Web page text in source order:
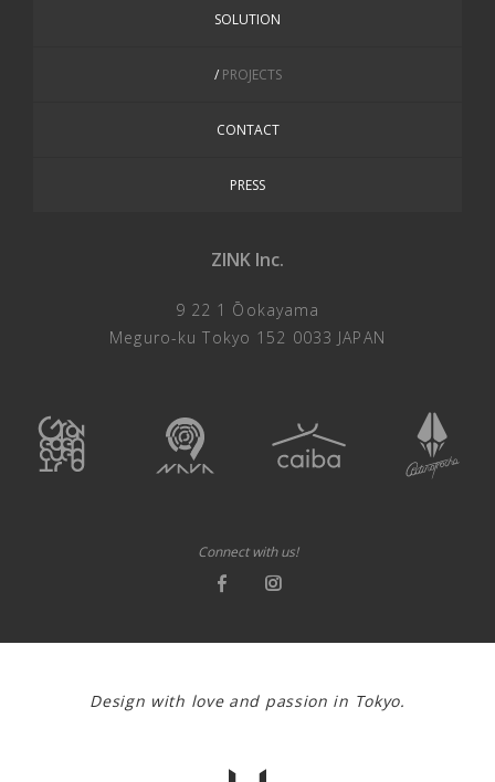
SOLUTION
PROJECTS
CONTACT
PRESS
ZINK Inc.
9 22 1 Ōokayama
Meguro-ku Tokyo 152 0033 JAPAN
Connect with us!
#H!GF~jcUSnP!QRFP$Q!@rkh&K_WDpy